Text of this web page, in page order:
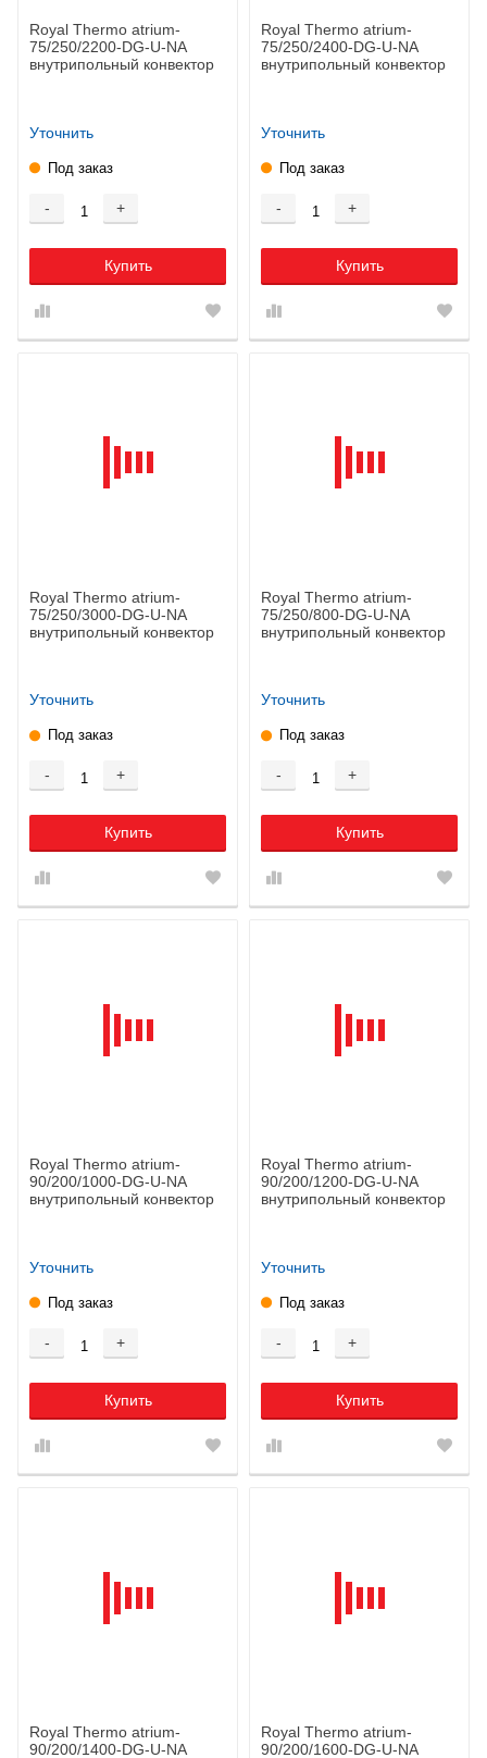
Royal Thermo atrium-
75/250/2200-DG-U-NA
внутрипольный конвектор
Уточнить
Под заказ
- +
Купить
Royal Thermo atrium-
75/250/2400-DG-U-NA
внутрипольный конвектор
Уточнить
Под заказ
- +
Купить
Royal Thermo atrium-
75/250/3000-DG-U-NA
внутрипольный конвектор
Уточнить
Под заказ
- +
Купить
Royal Thermo atrium-
75/250/800-DG-U-NA
внутрипольный конвектор
Уточнить
Под заказ
- +
Купить
Royal Thermo atrium-
90/200/1000-DG-U-NA
внутрипольный конвектор
Уточнить
Под заказ
- +
Купить
Royal Thermo atrium-
90/200/1200-DG-U-NA
внутрипольный конвектор
Уточнить
Под заказ
- +
Купить
Royal Thermo atrium-
90/200/1400-DG-U-NA
Royal Thermo atrium-
90/200/1600-DG-U-NA